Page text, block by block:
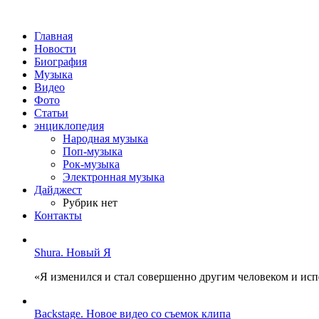
Главная
Новости
Биография
Музыка
Видео
Фото
Статьи
энциклопедия
Народная музыка
Поп-музыка
Рок-музыка
Электронная музыка
Дайджест
Рубрик нет
Контакты
Shura. Новый Я
«Я изменился и стал совершенно другим человеком и
Backstage. Новое видео со съемок клипа